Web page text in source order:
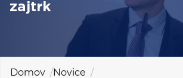
YOUNG
MEDNARODNO SODELOVANJE
zajtrk
Domov
Novice